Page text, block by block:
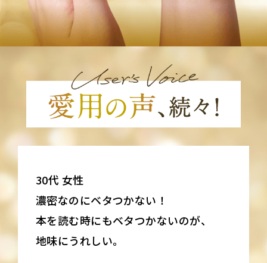
30代 女性
濃密なのにベタつかない！
本を読む時にもベタつかないのが、
地味にうれしい。